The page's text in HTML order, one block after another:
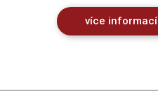
více informací